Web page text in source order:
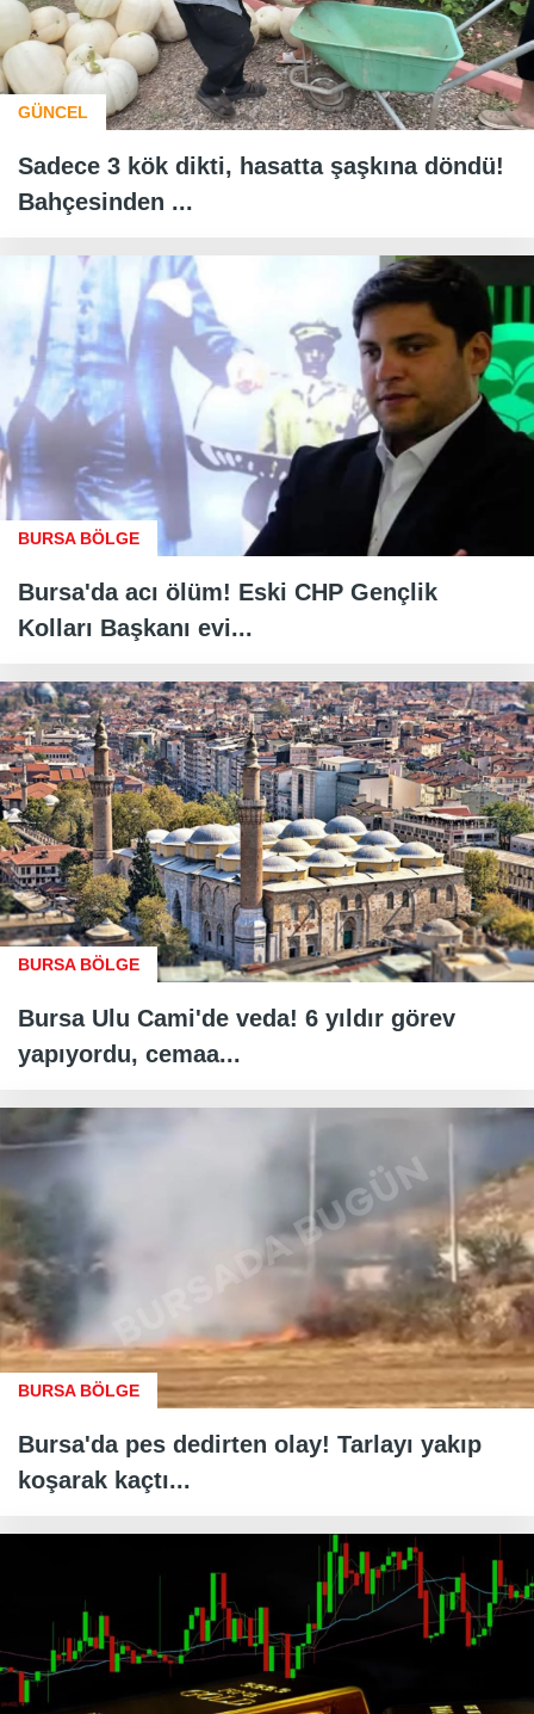
GÜNCEL
Sadece 3 kök dikti, hasatta şaşkına döndü!
Bahçesinden ...
BURSA BÖLGE
Bursa'da acı ölüm! Eski CHP Gençlik
Kolları Başkanı evi...
BURSA BÖLGE
Bursa Ulu Cami'de veda! 6 yıldır görev
yapıyordu, cemaa...
BURSA BÖLGE
Bursa'da pes dedirten olay! Tarlayı yakıp
koşarak kaçtı...